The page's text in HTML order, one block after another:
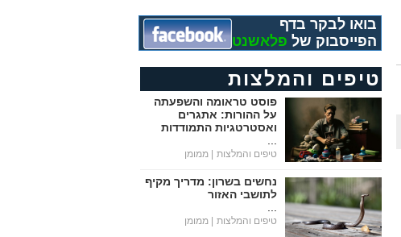
בואו לבקר בדף
הפייסבוק של פלאשנט
טיפים והמלצות
פוסט טראומה והשפעתה
על ההורות: אתגרים
ואסטרטגיות התמודדות
טיפים והמלצות | ממומן
נחשים בשרון: מדריך מקיף
לתושבי האזור
טיפים והמלצות | ממומן